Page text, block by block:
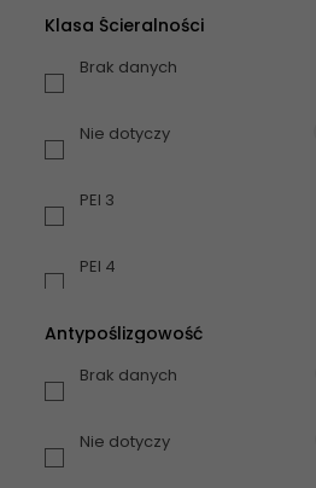
Klasa Ścieralności
Brak danych
Nie dotyczy
PEI 3
PEI 4
Antypoślizgowość
Brak danych
Nie dotyczy